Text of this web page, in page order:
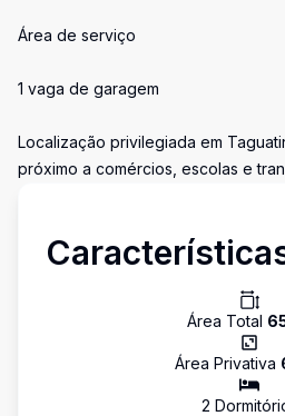
Área de serviço
1 vaga de garagem
Localização privilegiada em
próximo a comércios, escolas e
Área Total
Área Privativa
2